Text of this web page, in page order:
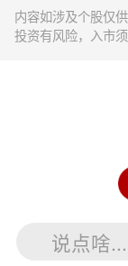
内容如涉及个股仅
投资有风险，入市须
说点啥...